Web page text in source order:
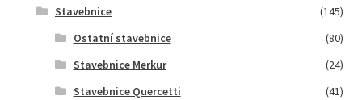
Stavebnice
(145)
Ostatní stavebnice
(80)
Stavebnice Merkur
(24)
Stavebnice Quercetti
(41)